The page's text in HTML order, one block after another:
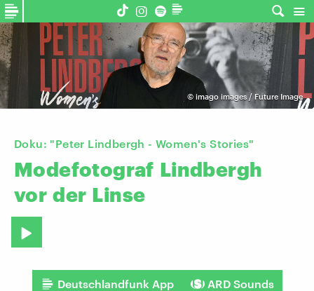
© imago images / Future Image
Doku: "Peter Lindbergh - Women's Stories"
Modefotograf Lindbergh
vor der Linse
Deutschlandfunk App ARD Sounds